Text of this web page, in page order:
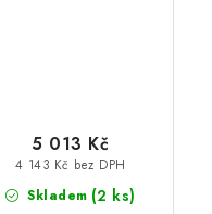
Skladem (2 ks)
4 143 Kč bez DPH
5 013 Kč